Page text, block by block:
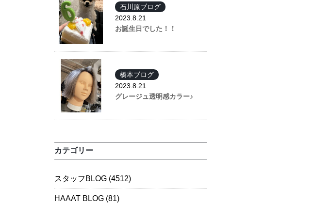
石川原ブログ
2023.8.21
お誕生日でした！！
橋本ブログ
2023.8.21
グレージュ透明感カラー♪
カテゴリー
スタッフBLOG (4512)
HAAAT BLOG (81)